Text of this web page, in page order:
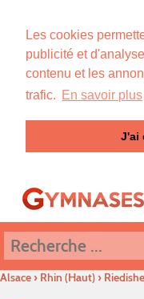
Les cookies
publicité et
contenu et les
trafic. En savoir plus
J'ai
Alsace› Rhin (Haut)›